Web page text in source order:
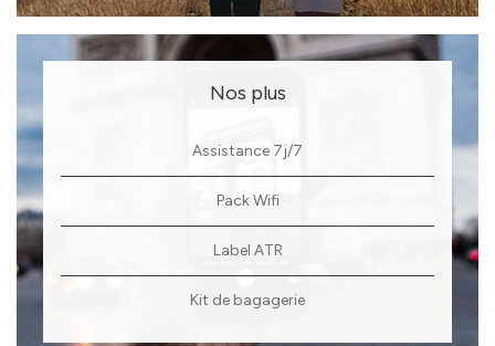
Nos plus
Assistance 7j/7
Pack Wifi
Label ATR
Kit de bagagerie